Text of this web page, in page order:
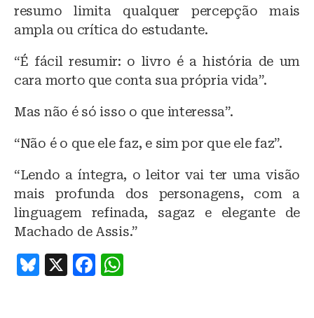
resumo limita qualquer percepção mais
ampla ou crítica do estudante.
“É fácil resumir: o livro é a história de um
cara morto que conta sua própria vida”.
Mas não é só isso o que interessa”.
“Não é o que ele faz, e sim por que ele faz”.
“Lendo a íntegra, o leitor vai ter uma visão
mais profunda dos personagens, com a
linguagem refinada, sagaz e elegante de
Machado de Assis.”
B
X
F